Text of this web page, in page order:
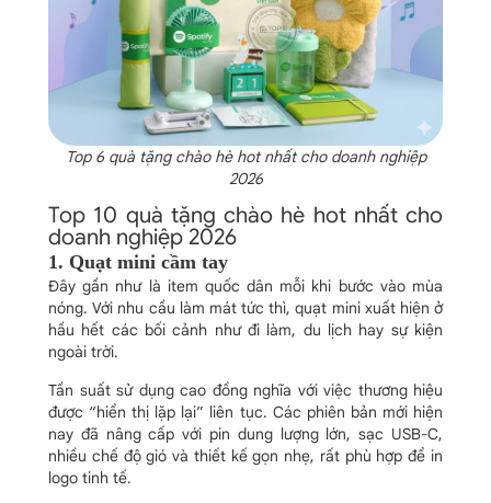
Top 6 quà tặng chào hè hot nhất cho doanh nghiệp
2026
Top 10 quà tặng chào hè hot nhất cho
doanh nghiệp 2026
1. Quạt mini cầm tay
Đây gần như là item quốc dân mỗi khi bước vào mùa
nóng. Với nhu cầu làm mát tức thì, quạt mini xuất hiện ở
hầu hết các bối cảnh như đi làm, du lịch hay sự kiện
ngoài trời.
Tần suất sử dụng cao đồng nghĩa với việc thương hiệu
được “hiển thị lặp lại” liên tục. Các phiên bản mới hiện
nay đã nâng cấp với pin dung lượng lớn, sạc USB-C,
nhiều chế độ gió và thiết kế gọn nhẹ, rất phù hợp để in
logo tinh tế.